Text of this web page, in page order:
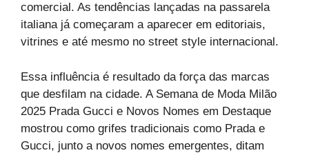
comercial. As tendências lançadas na passarela
italiana já começaram a aparecer em editoriais,
vitrines e até mesmo no street style internacional.
Essa influência é resultado da força das marcas
que desfilam na cidade. A Semana de Moda Milão
2025 Prada Gucci e Novos Nomes em Destaque
mostrou como grifes tradicionais como Prada e
Gucci, junto a novos nomes emergentes, ditam